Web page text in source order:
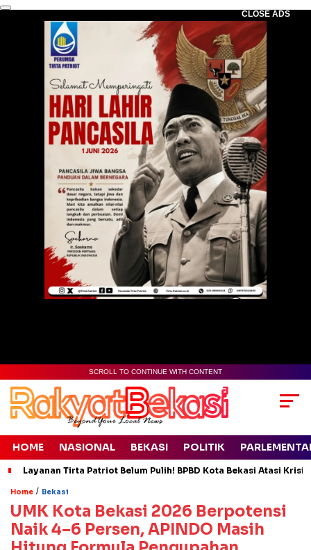
CLOSE ADS
SCROLL TO CONTINUE WITH CONTENT
HOME NASIONAL BEKASI POLITIK
Layanan Tirta Patriot Belum Pulih! BPBD Kota Bekasi Atasi
Home / Bekasi
UMK Kota Bekasi 2026 Berpotensi
Naik 4–6 Persen, APINDO Masih